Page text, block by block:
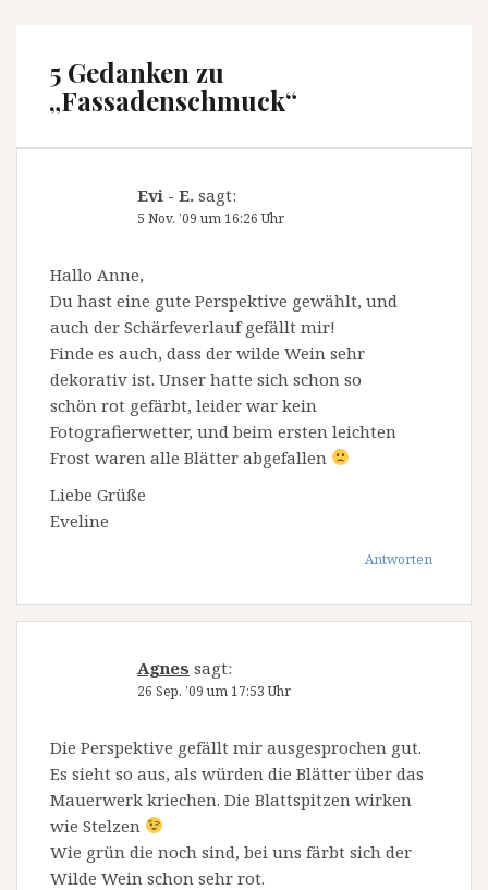
5 Gedanken zu
„Fassadenschmuck“
Evi - E. sagt:
5 Nov. ’09 um 16:26 Uhr
Hallo Anne,
Du hast eine gute Perspektive gewählt, und
auch der Schärfeverlauf gefällt mir!
Finde es auch, dass der wilde Wein sehr
dekorativ ist. Unser hatte sich schon so
schön rot gefärbt, leider war kein
Fotografierwetter, und beim ersten leichten
Frost waren alle Blätter abgefallen
Liebe Grüße
Eveline
Antworten
Agnes sagt:
26 Sep. ’09 um 17:53 Uhr
Die Perspektive gefällt mir ausgesprochen gut.
Es sieht so aus, als würden die Blätter über das
Mauerwerk kriechen. Die Blattspitzen wirken
wie Stelzen
Wie grün die noch sind, bei uns färbt sich der
Wilde Wein schon sehr rot.